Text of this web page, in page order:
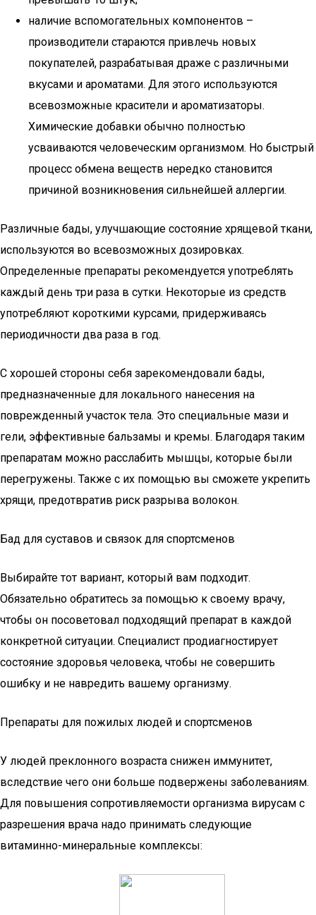
наличие вспомогательных компонентов –
производители стараются привлечь новых
покупателей, разрабатывая драже с различными
вкусами и ароматами. Для этого используются
всевозможные красители и ароматизаторы.
Химические добавки обычно полностью
усваиваются человеческим организмом. Но быстрый
процесс обмена веществ нередко становится
причиной возникновения сильнейшей аллергии.
Различные бады, улучшающие состояние хрящевой ткани,
используются во всевозможных дозировках.
Определенные препараты рекомендуется употреблять
каждый день три раза в сутки. Некоторые из средств
употребляют короткими курсами, придерживаясь
периодичности два раза в год.
С хорошей стороны себя зарекомендовали бады,
предназначенные для локального нанесения на
поврежденный участок тела. Это специальные мази и
гели, эффективные бальзамы и кремы. Благодаря таким
препаратам можно расслабить мышцы, которые были
перегружены. Также с их помощью вы сможете укрепить
хрящи, предотвратив риск разрыва волокон.
Бад для суставов и связок для спортсменов
Выбирайте тот вариант, который вам подходит.
Обязательно обратитесь за помощью к своему врачу,
чтобы он посоветовал подходящий препарат в каждой
конкретной ситуации. Специалист продиагностирует
состояние здоровья человека, чтобы не совершить
ошибку и не навредить вашему организму.
Препараты для пожилых людей и спортсменов
У людей преклонного возраста снижен иммунитет,
вследствие чего они больше подвержены заболеваниям.
Для повышения сопротивляемости организма вирусам с
разрешения врача надо принимать следующие
витаминно-минеральные комплексы: